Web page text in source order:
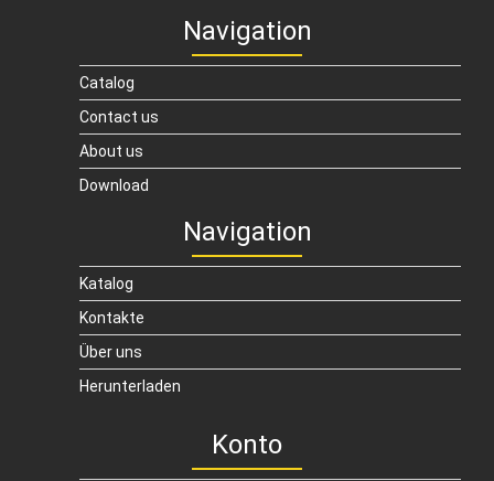
Navigation
Catalog
Contact us
About us
Download
Navigation
Katalog
Kontakte
Über uns
Herunterladen
Konto